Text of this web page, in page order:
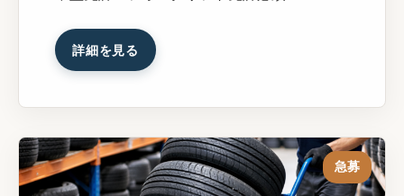
詳細を見る
急募